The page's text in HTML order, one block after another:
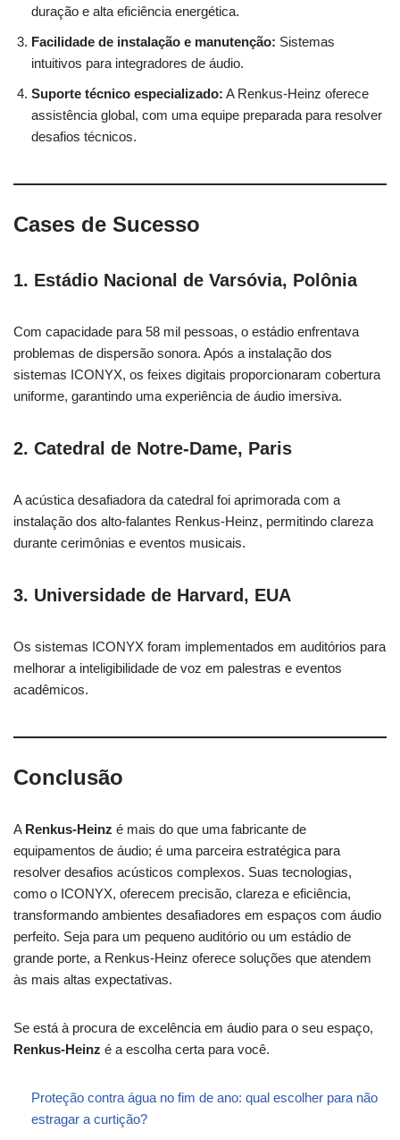
duração e alta eficiência energética.
Facilidade de instalação e manutenção: Sistemas
intuitivos para integradores de áudio.
Suporte técnico especializado: A Renkus-Heinz oferece
assistência global, com uma equipe preparada para resolver
desafios técnicos.
Cases de Sucesso
1. Estádio Nacional de Varsóvia, Polônia
Com capacidade para 58 mil pessoas, o estádio enfrentava
problemas de dispersão sonora. Após a instalação dos
sistemas ICONYX, os feixes digitais proporcionaram cobertura
uniforme, garantindo uma experiência de áudio imersiva.
2. Catedral de Notre-Dame, Paris
A acústica desafiadora da catedral foi aprimorada com a
instalação dos alto-falantes Renkus-Heinz, permitindo clareza
durante cerimônias e eventos musicais.
3. Universidade de Harvard, EUA
Os sistemas ICONYX foram implementados em auditórios para
melhorar a inteligibilidade de voz em palestras e eventos
acadêmicos.
Conclusão
A Renkus-Heinz é mais do que uma fabricante de
equipamentos de áudio; é uma parceira estratégica para
resolver desafios acústicos complexos. Suas tecnologias,
como o ICONYX, oferecem precisão, clareza e eficiência,
transformando ambientes desafiadores em espaços com áudio
perfeito. Seja para um pequeno auditório ou um estádio de
grande porte, a Renkus-Heinz oferece soluções que atendem
às mais altas expectativas.
Se está à procura de excelência em áudio para o seu espaço,
Renkus-Heinz é a escolha certa para você.
Proteção contra água no fim de ano: qual escolher para não
estragar a curtição?